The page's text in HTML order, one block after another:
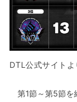
DTL公式サイトよ
第1節～第5節を